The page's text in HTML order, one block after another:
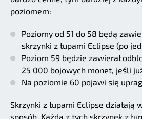
poziomem:
Poziomy od 51 do 58 będą
skrzynki z łupami Eclipse (po
Poziom 59 będzie zawierał
25 000 bojowych monet, jeśli
Na poziomie 60 pojawi się
Skrzynki z łupami Eclipse działają
sposób. Każda z tych skrzynek z